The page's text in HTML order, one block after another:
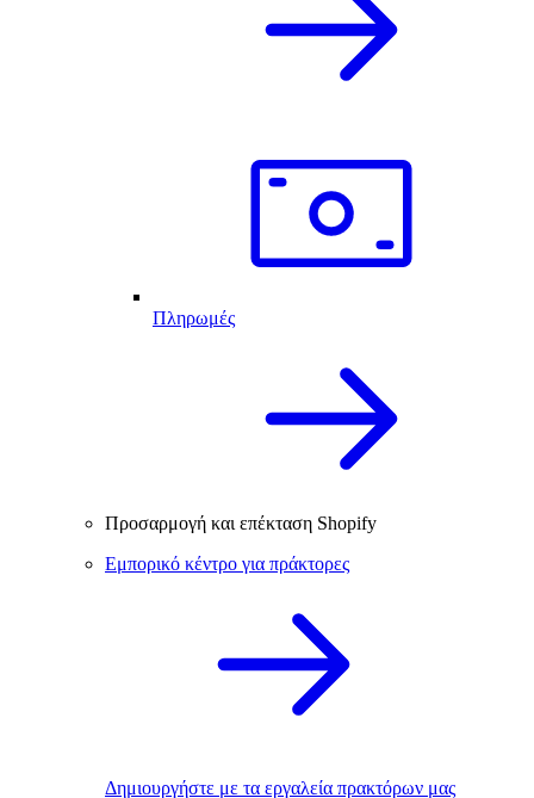
Πληρωμές
Προσαρμογή και επέκταση Shopify
Εμπορικό κέντρο για πράκτορες
Δημιουργήστε με τα εργαλεία πρακτόρων μας